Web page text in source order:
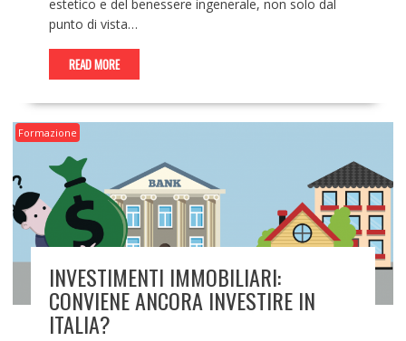
estetico e del benessere ingenerale, non solo dal
punto di vista…
READ MORE
Formazione
INVESTIMENTI IMMOBILIARI:
CONVIENE ANCORA INVESTIRE IN
ITALIA?